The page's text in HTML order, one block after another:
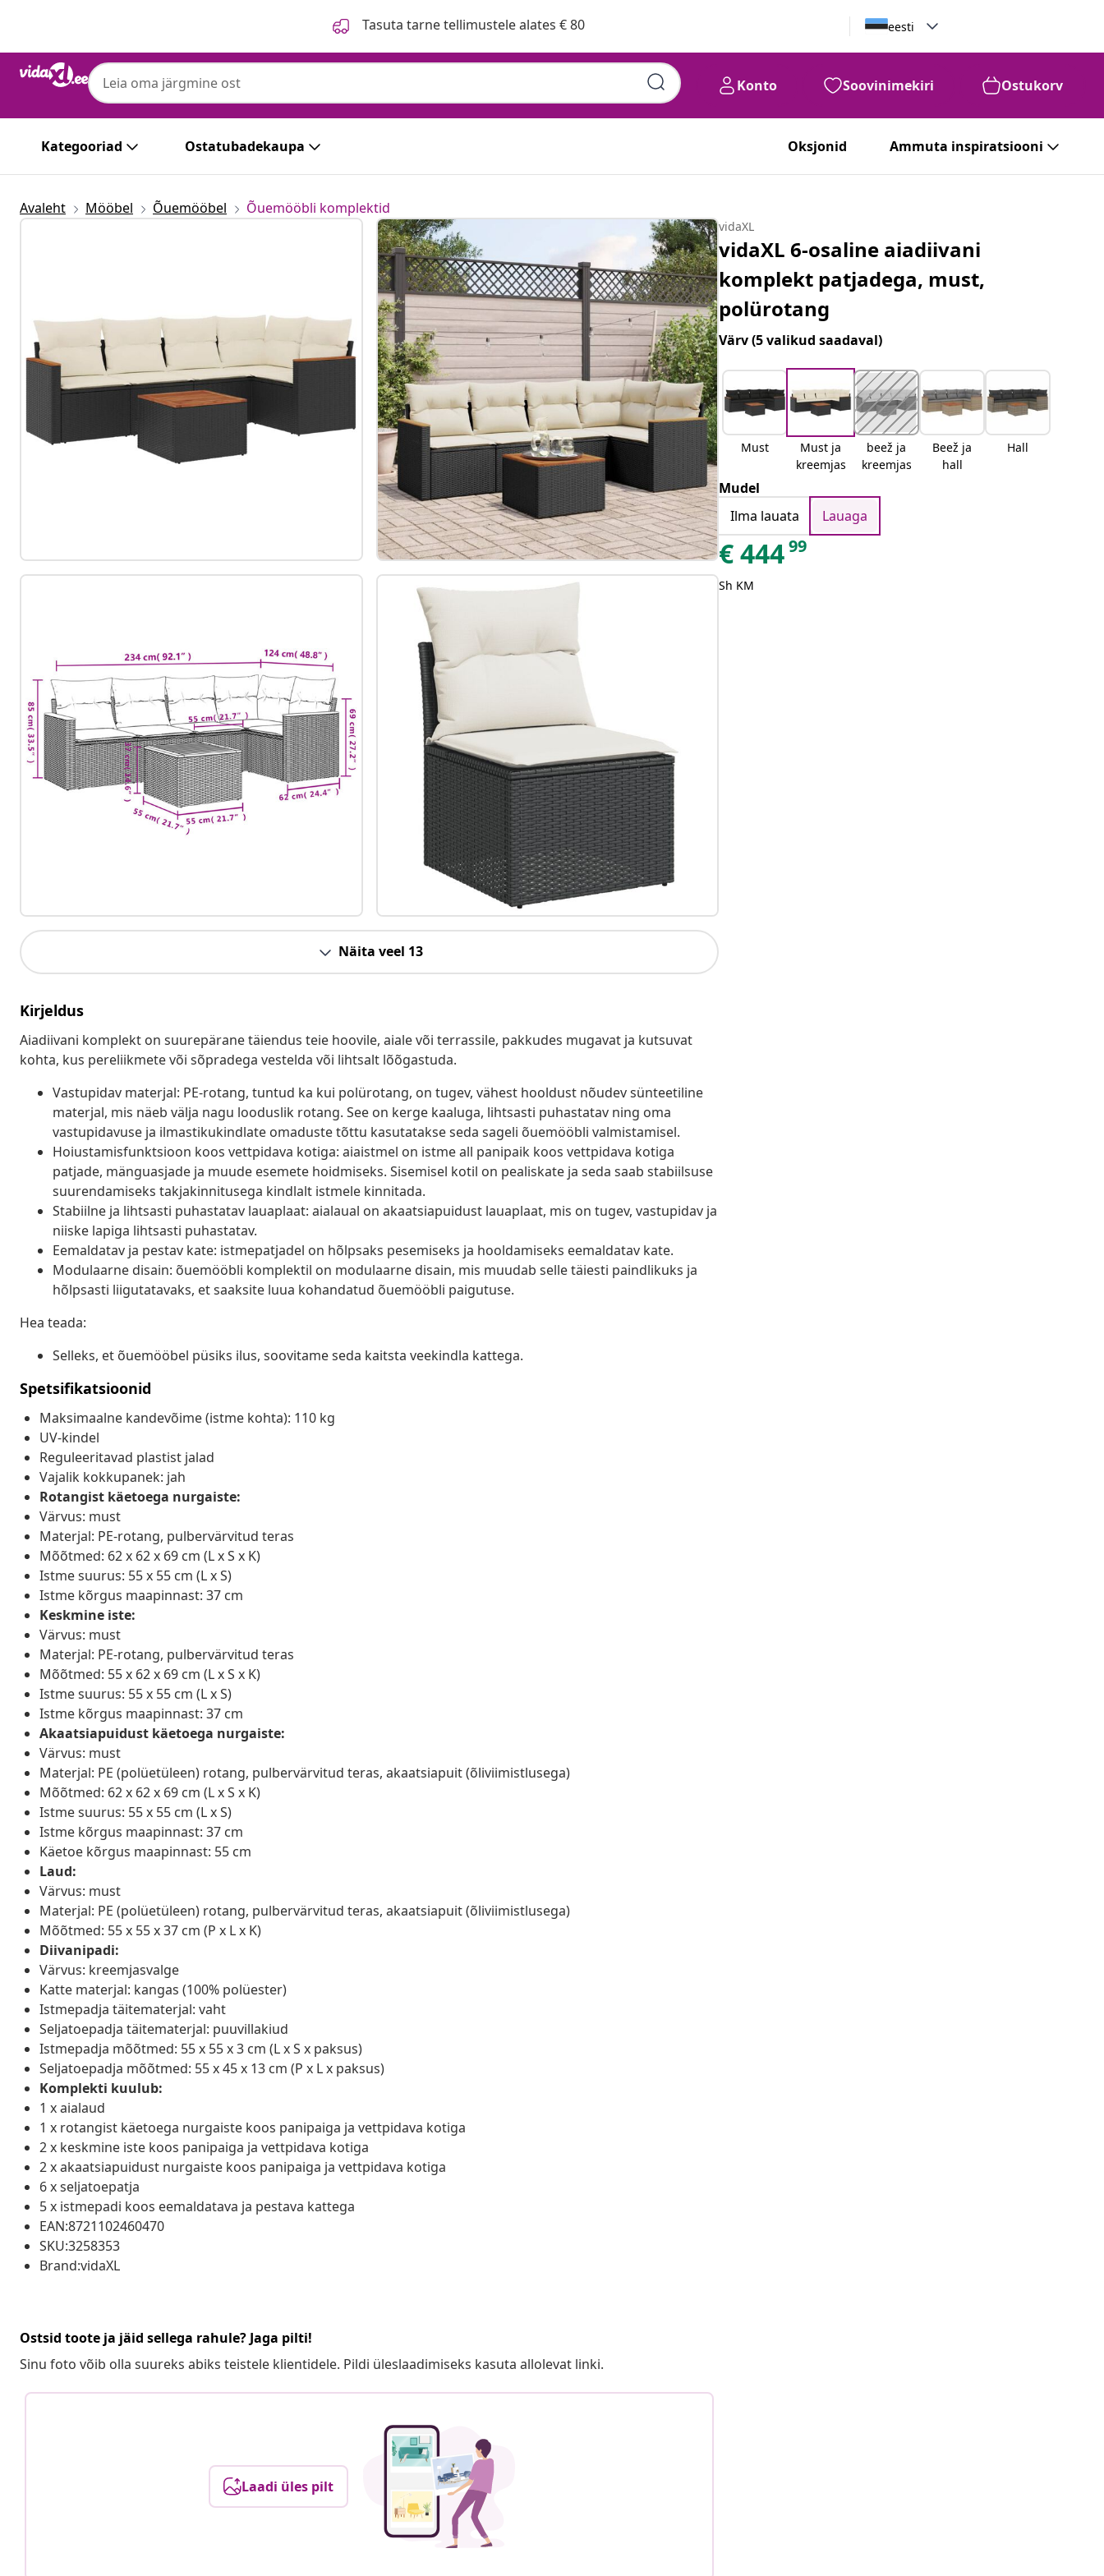
Tasuta tarne tellimustele alates € 80 eesti
Konto Soovinimekiri Ostukorv
Kategooriad Ostatubadekaupa Oksjonid Ammuta inspiratsiooni
Avaleht Mööbel Õuemööbel Õuemööbli komplektid
Näita veel 13
Kirjeldus
Aiadiivani komplekt on suurepärane täiendus teie hoovile, aiale või terrassile, pakkudes mugavat ja kutsuvat
kohta, kus pereliikmete või sõpradega vestelda või lihtsalt lõõgastuda.
Vastupidav materjal: PE-rotang, tuntud ka kui polürotang, on tugev, vähest hooldust nõudev sünteetiline
materjal, mis näeb välja nagu looduslik rotang. See on kerge kaaluga, lihtsasti puhastatav ning oma
vastupidavuse ja ilmastikukindlate omaduste tõttu kasutatakse seda sageli õuemööbli valmistamisel.
Hoiustamisfunktsioon koos vettpidava kotiga: aiaistmel on istme all panipaik koos vettpidava kotiga
patjade, mänguasjade ja muude esemete hoidmiseks. Sisemisel kotil on pealiskate ja seda saab stabiilsuse
suurendamiseks takjakinnitusega kindlalt istmele kinnitada.
Stabiilne ja lihtsasti puhastatav lauaplaat: aialaual on akaatsiapuidust lauaplaat, mis on tugev, vastupidav ja
niiske lapiga lihtsasti puhastatav.
Eemaldatav ja pestav kate: istmepatjadel on hõlpsaks pesemiseks ja hooldamiseks eemaldatav kate.
Modulaarne disain: õuemööbli komplektil on modulaarne disain, mis muudab selle täiesti paindlikuks ja
hõlpsasti liigutatavaks, et saaksite luua kohandatud õuemööbli paigutuse.
Hea teada:
Selleks, et õuemööbel püsiks ilus, soovitame seda kaitsta veekindla kattega.
Spetsifikatsioonid
Maksimaalne kandevõime (istme kohta): 110 kg
UV-kindel
Reguleeritavad plastist jalad
Vajalik kokkupanek: jah
Rotangist käetoega nurgaiste:
Värvus: must
Materjal: PE-rotang, pulbervärvitud teras
Mõõtmed: 62 x 62 x 69 cm (L x S x K)
Istme suurus: 55 x 55 cm (L x S)
Istme kõrgus maapinnast: 37 cm
Keskmine iste:
Värvus: must
Materjal: PE-rotang, pulbervärvitud teras
Mõõtmed: 55 x 62 x 69 cm (L x S x K)
Istme suurus: 55 x 55 cm (L x S)
Istme kõrgus maapinnast: 37 cm
Akaatsiapuidust käetoega nurgaiste:
Värvus: must
Materjal: PE (polüetüleen) rotang, pulbervärvitud teras, akaatsiapuit (õliviimistlusega)
Mõõtmed: 62 x 62 x 69 cm (L x S x K)
Istme suurus: 55 x 55 cm (L x S)
Istme kõrgus maapinnast: 37 cm
Käetoe kõrgus maapinnast: 55 cm
Laud:
Värvus: must
Materjal: PE (polüetüleen) rotang, pulbervärvitud teras, akaatsiapuit (õliviimistlusega)
Mõõtmed: 55 x 55 x 37 cm (P x L x K)
Diivanipadi:
Värvus: kreemjasvalge
Katte materjal: kangas (100% polüester)
Istmepadja täitematerjal: vaht
Seljatoepadja täitematerjal: puuvillakiud
Istmepadja mõõtmed: 55 x 55 x 3 cm (L x S x paksus)
Seljatoepadja mõõtmed: 55 x 45 x 13 cm (P x L x paksus)
Komplekti kuulub:
1 x aialaud
1 x rotangist käetoega nurgaiste koos panipaiga ja vettpidava kotiga
2 x keskmine iste koos panipaiga ja vettpidava kotiga
2 x akaatsiapuidust nurgaiste koos panipaiga ja vettpidava kotiga
6 x seljatoepatja
5 x istmepadi koos eemaldatava ja pestava kattega
EAN:8721102460470
SKU:3258353
Brand:vidaXL
Ostsid toote ja jäid sellega rahule? Jaga pilti!
Sinu foto võib olla suureks abiks teistele klientidele. Pildi üleslaadimiseks kasuta allolevat linki.
Laadi üles pilt
vidaXL
vidaXL 6-osaline aiadiivani
komplekt patjadega, must,
polürotang
Värv(5 valikud saadaval)
Must
Must ja
kreemjas
beež ja
kreemjas
Beež ja
hall
Hall
Mudel
Ilma lauata
Lauaga
€44499
Sh KM